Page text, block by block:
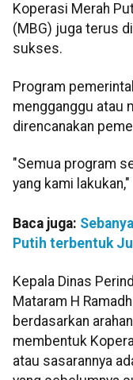
Koperasi Merah
(MBG) juga terus
sukses.
Program
mengganggu atau
direncanakan
"Semua program
yang kami lakukan,"
Baca juga:
Putih terbentuk
Kepala Dinas
Mataram H
berdasarkan
membentuk
atau sasarannya